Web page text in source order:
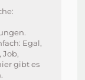
Egal,
Job,
gibt es